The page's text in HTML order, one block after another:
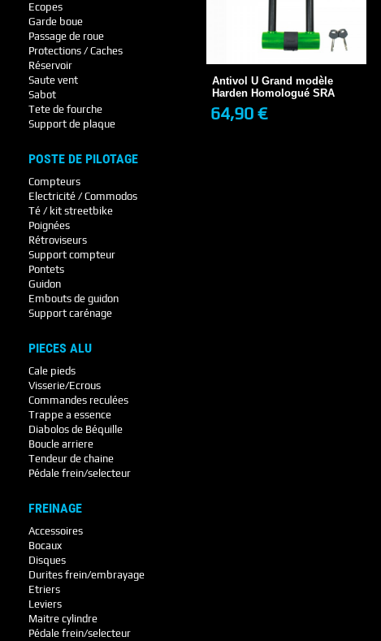
Ecopes
Garde boue
Passage de roue
Protections / Caches
Réservoir
Saute vent
Sabot
Tete de fourche
Support de plaque
POSTE DE PILOTAGE
Compteurs
Electricité / Commodos
Té / kit streetbike
Poignées
Rétroviseurs
Support compteur
Pontets
Guidon
Embouts de guidon
Support carénage
PIECES ALU
Cale pieds
Visserie/Ecrous
Commandes reculées
Trappe a essence
Diabolos de Béquille
Boucle arriere
Tendeur de chaine
Pédale frein/selecteur
FREINAGE
Accessoires
Bocaux
Disques
Durites frein/embrayage
Etriers
Leviers
Maitre cylindre
Pédale frein/selecteur
Antivol U Grand modèle
Harden Homologué SRA
64,90 €
Antivol U Grand modèle
Harden Homologué SRA
64,90 €